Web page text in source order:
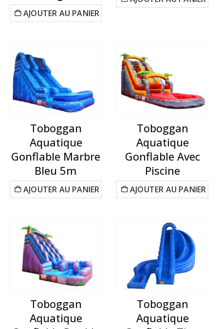
AJOUTER AU PANIER
Toboggan
Aquatique
Gonflable Marbre
Bleu 5m
AJOUTER AU PANIER
Toboggan
Aquatique
Gonflable Avec
Piscine
AJOUTER AU PANIER
Toboggan
Aquatique
Toboggan
Aquatique